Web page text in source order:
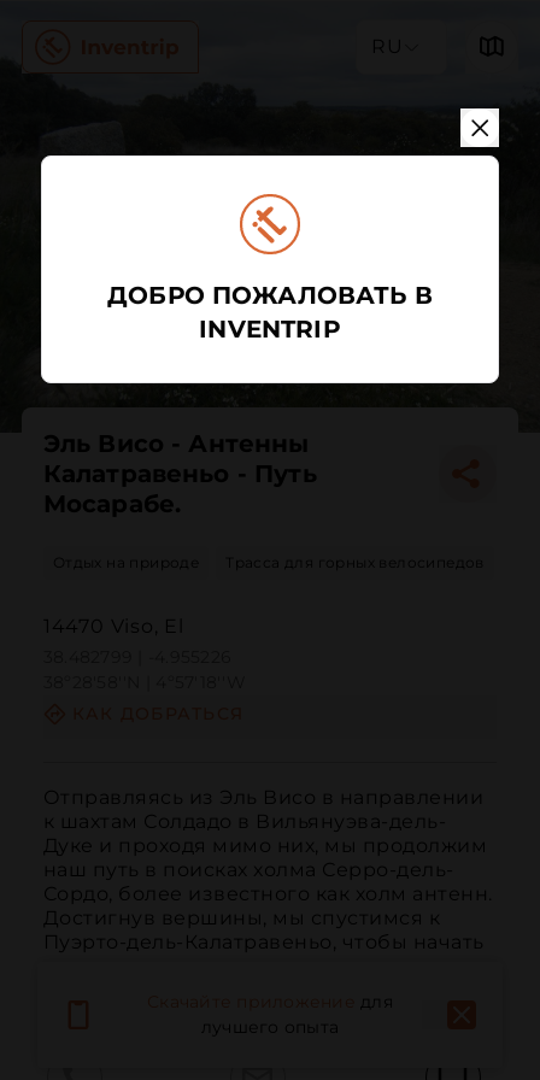
RU
Эль Висо - Антенны
Калатравеньо - Путь
Мосарабе.
Отдых на природе Трасса для горных велосипедов
14470 Viso, El
Отправляясь из Эль Висо в направлении
к шахтам Солдадо в Вильянуэва-дель-
Дуке и проходя мимо них, мы продолжим
наш путь в поисках холма Серро-дель-
Сордо, более известного как холм антенн.
Достигнув вершины, мы спустимся к
Пуэрто-дель-Калатравеньо, чтобы начать
для
лучшего опыта
ДОБРО ПОЖАЛОВАТЬ В
INVENTRIP